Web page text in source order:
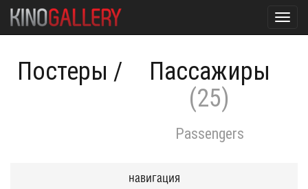
Постеры /
Пассажиры
(25)
Passengers
навигация